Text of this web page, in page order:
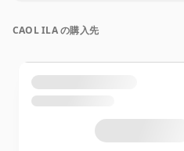
CAOL ILA の購入先